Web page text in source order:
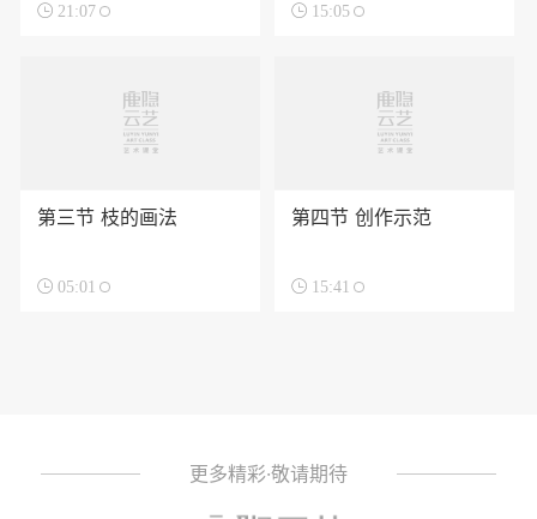
 21:07  15:05
第三节 枝的画法
 05:01
第四节 创作示范
 15:41
更多精彩·敬请期待